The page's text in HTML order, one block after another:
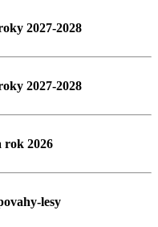
2027-2028
2027-2028
rok 2026
lesy